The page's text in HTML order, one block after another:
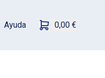
Ayuda 0,00 €